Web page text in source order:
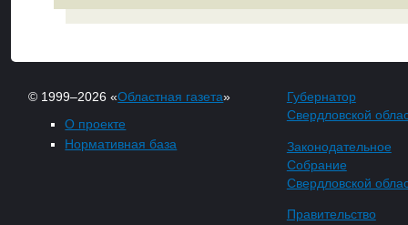
© 1999–2026 «Областная газета»
О проекте
Нормативная база
Губернатор
Свердловской
Законодательное
Собрание
Свердловской
Правительство